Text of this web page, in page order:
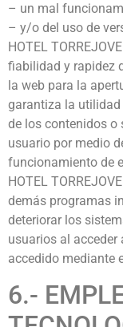
– un mal
– y/o del uso de
HOTEL
fiabilidad y rapidez
la web para la
garantiza la utilidad
de los contenidos o
usuario por medio
funcionamiento de
HOTEL
demás programas
deteriorar los
usuarios al acceder
accedido mediante
6.-